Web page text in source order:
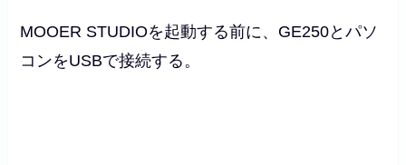
MOOER STUDIOを起動する前に、GE250とパソ
コンをUSBで接続する。